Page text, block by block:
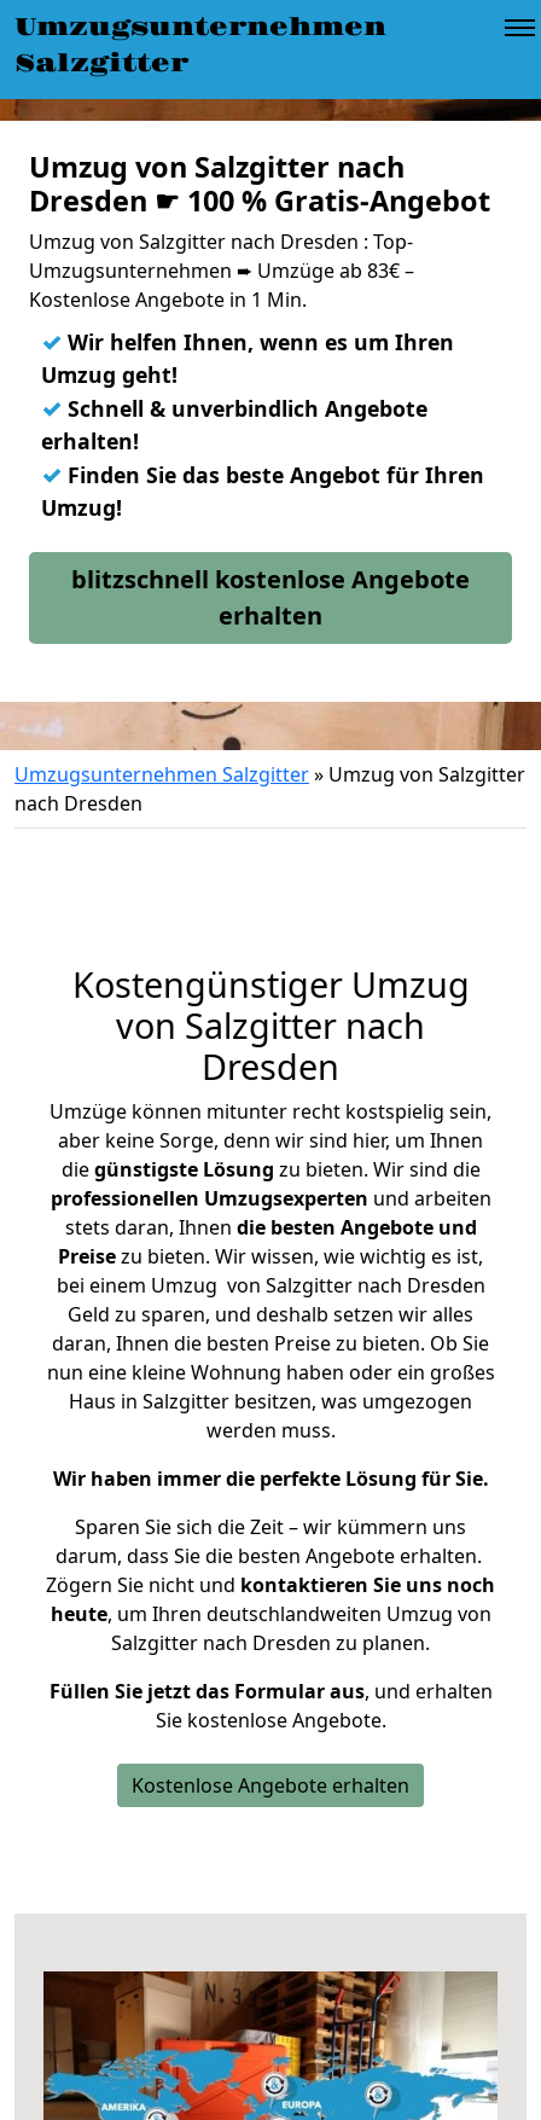
Umzugsunternehmen
Salzgitter
Umzug von Salzgitter nach
Dresden ☛ 100 % Gratis-Angebot
Umzug von Salzgitter nach Dresden : Top-
Umzugsunternehmen ➨ Umzüge ab 83€ –
Kostenlose Angebote in 1 Min.
✓ Wir helfen Ihnen, wenn es um Ihren
Umzug geht!
✓ Schnell & unverbindlich Angebote
erhalten!
✓ Finden Sie das beste Angebot für Ihren
Umzug!
blitzschnell kostenlose Angebote
erhalten
Umzugsunternehmen Salzgitter» Umzug von Salzgitter
nach Dresden
Kostengünstiger Umzug
von Salzgitter nach
Dresden
Umzüge können mitunter recht kostspielig sein,
aber keine Sorge, denn wir sind hier, um Ihnen
diegünstigste Lösung zu bieten. Wir sind die
professionellen Umzugsexperten und arbeiten
stets daran, Ihnen die besten Angebote und
Preisezu bieten. Wir wissen, wie wichtig es ist,
bei einem Umzug von Salzgitter nach Dresden
Geld zu sparen, und deshalb setzen wir alles
daran, Ihnen die besten Preise zu bieten. Ob Sie
nun eine kleine Wohnung haben oder ein großes
Haus in Salzgitter besitzen, was umgezogen
werden muss.
Wir haben immer die perfekte Lösung für Sie.
Sparen Sie sich die Zeit – wir kümmern uns
darum, dass Sie die besten Angebote erhalten.
Zögern Sie nicht und kontaktieren Sie uns noch
heute, um Ihren deutschlandweiten Umzug von
Salzgitter nach Dresden zu planen.
Füllen Sie jetzt das Formular aus, und erhalten
Sie kostenlose Angebote.
Kostenlose Angebote erhalten